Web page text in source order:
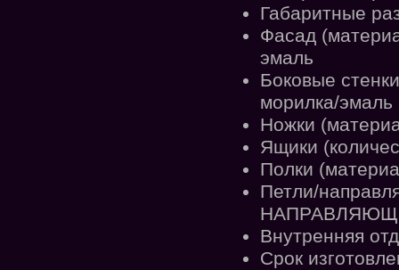
Габаритные
Фасад
эмаль
Боковые
морилка/эмаль
Ножки
Ящики
Полки
Петли/
Внутренняя
Срок